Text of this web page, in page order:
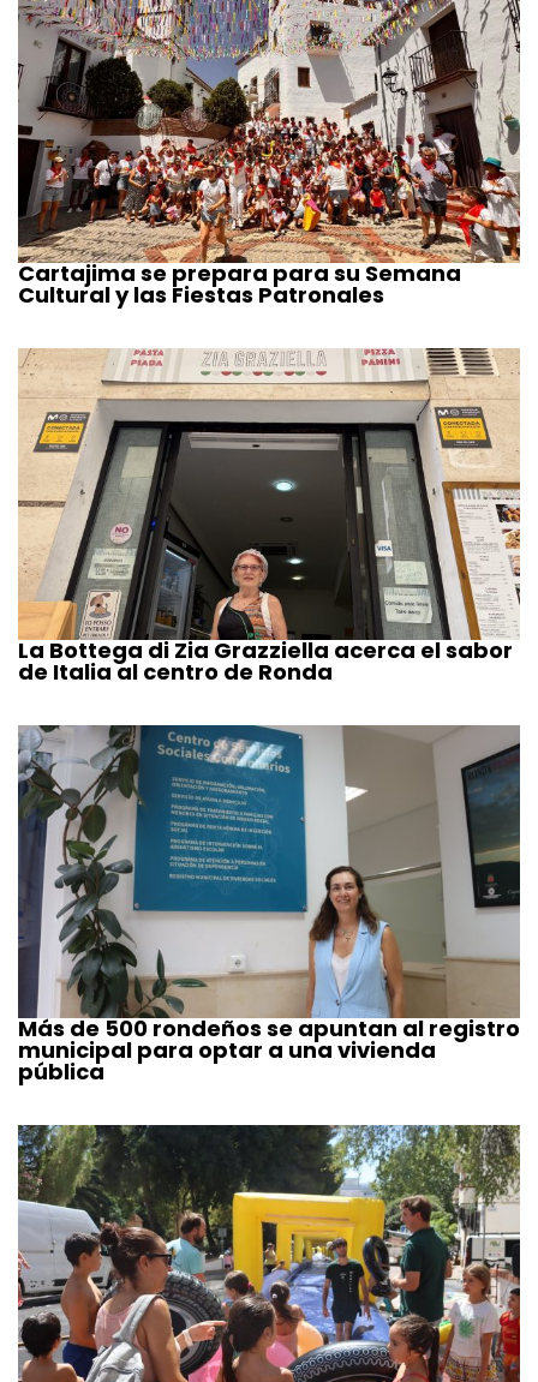
Cartajima se prepara para su Semana
Cultural y las Fiestas Patronales
La Bottega di Zia Grazziella acerca el sabor
de Italia al centro de Ronda
Más de 500 rondeños se apuntan al registro
municipal para optar a una vivienda
pública